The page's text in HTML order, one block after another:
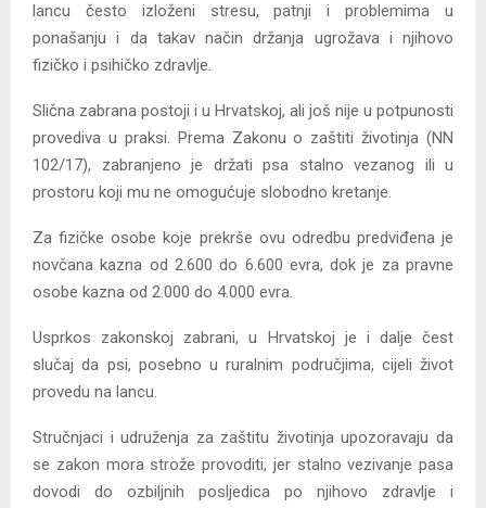
lancu često izloženi stresu, patnji i problemima u
ponašanju i da takav način držanja ugrožava i njihovo
fizičko i psihičko zdravlje.
Slična zabrana postoji i u Hrvatskoj, ali još nije u potpunosti
provediva u praksi. Prema Zakonu o zaštiti životinja (NN
102/17), zabranjeno je držati psa stalno vezanog ili u
prostoru koji mu ne omogućuje slobodno kretanje.
Za fizičke osobe koje prekrše ovu odredbu predviđena je
novčana kazna od 2.600 do 6.600 evra, dok je za pravne
osobe kazna od 2.000 do 4.000 evra.
Usprkos zakonskoj zabrani, u Hrvatskoj je i dalje čest
slučaj da psi, posebno u ruralnim područjima, cijeli život
provedu na lancu.
Stručnjaci i udruženja za zaštitu životinja upozoravaju da
se zakon mora strože provoditi, jer stalno vezivanje pasa
dovodi do ozbiljnih posljedica po njihovo zdravlje i